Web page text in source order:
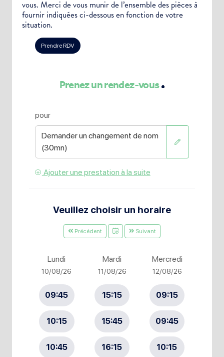
vous. Merci de vous munir de l’ensemble des pièces à
fournir indiquées ci-dessous en fonction de votre
situation.